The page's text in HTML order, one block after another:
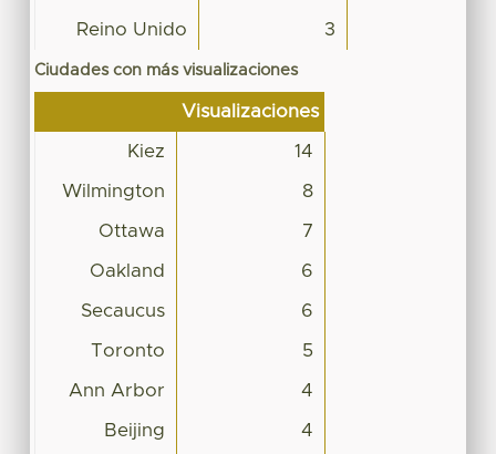
Reino Unido 3
Ciudades con más visualizaciones
Visualizaciones
Kiez 14
Wilmington 8
Ottawa 7
Oakland 6
Secaucus 6
Toronto 5
Ann Arbor 4
Beijing 4